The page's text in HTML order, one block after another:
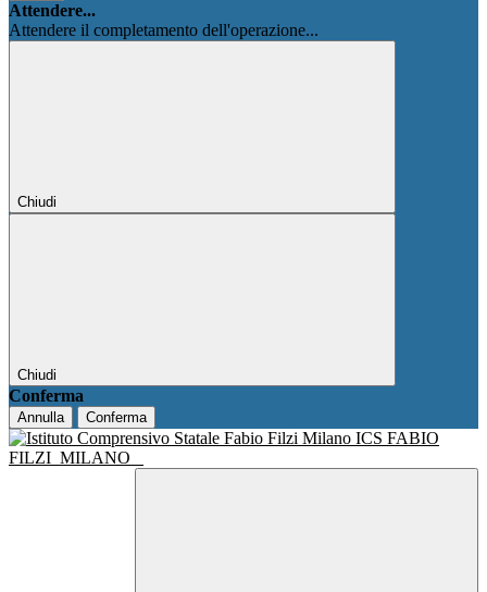
Attendere...
Attendere il completamento dell'operazione...
Chiudi
Chiudi
Conferma
Annulla Conferma
ICS FABIO
FILZI MILANO